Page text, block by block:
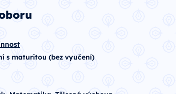
s maturitou (bez vyučení)